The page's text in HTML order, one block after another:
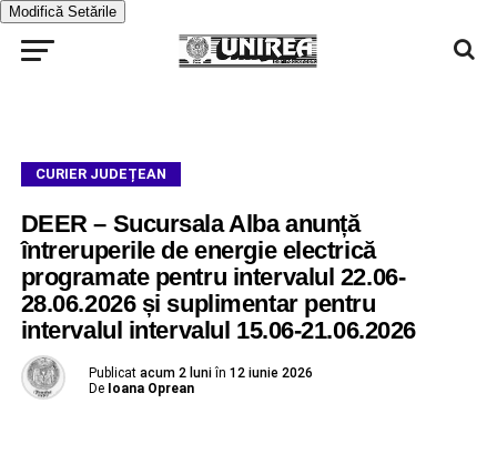
Modifică Setările
CURIER JUDEȚEAN
DEER – Sucursala Alba anunță
întreruperile de energie electrică
programate pentru intervalul 22.06-
28.06.2026 și suplimentar pentru
intervalul intervalul 15.06-21.06.2026
Publicat acum 2 luni în 12 iunie 2026
De Ioana Oprean